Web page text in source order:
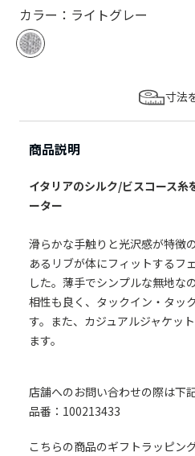
カラー：ライトグレー
寸法
商品説明
イタリアのシルク/ビスコース糸
ーター
滑らかな手触りと光沢感が特徴
あるリブが体にフィットするフ
した。薄手でシンプルな無地な
相性も良く、タックイン・タッ
す。また、カジュアルジャケッ
ます。
店舗へのお問い合わせの際は下
品番：100213433
こちらの商品のギフトラッピン